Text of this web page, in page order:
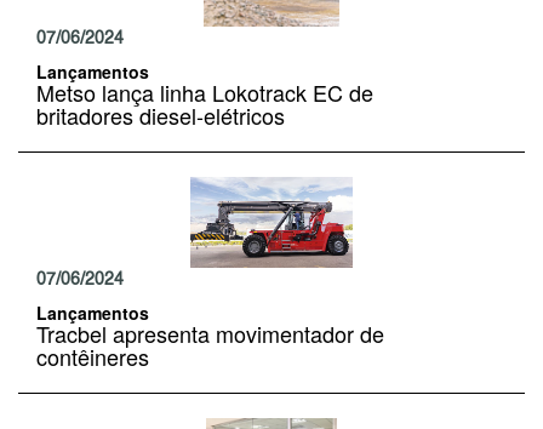
07/06/2024
Lançamentos
Metso lança linha Lokotrack EC de
britadores diesel-elétricos
07/06/2024
Lançamentos
Tracbel apresenta movimentador de
contêineres